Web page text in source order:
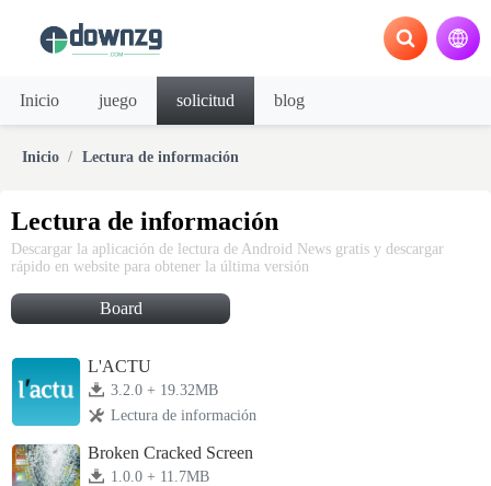
Inicio juego solicitud blog
Inicio Lectura de información
Lectura de información
Descargar la aplicación de lectura de Android News gratis y descargar
rápido en website para obtener la última versión
Board
L'ACTU
3.2.0 + 19.32MB
Lectura de información
Broken Cracked Screen
1.0.0 + 11.7MB